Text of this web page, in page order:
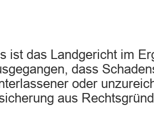
ist das Landgericht im
dass
oder
aus